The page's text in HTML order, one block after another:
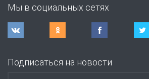
Мы в социальных сетях
Подписаться на новости